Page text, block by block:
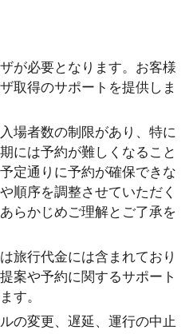
が必要となります。お客様
取得のサポートを提供しま
場者数の制限があり、特に
には予約が難しくなること
定通りに予約が確保できな
順序を調整させていただく
らかじめご理解とご了承を
旅行代金には含まれており
案や予約に関するサポート
す。
の変更、遅延、運行の中止